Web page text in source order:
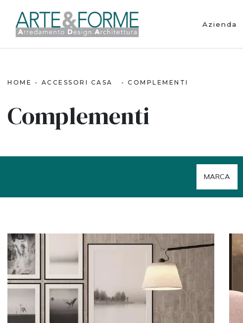
Azienda
HOME - ACCESSORI CASA - COMPLEMENTI
Complementi
MARCA